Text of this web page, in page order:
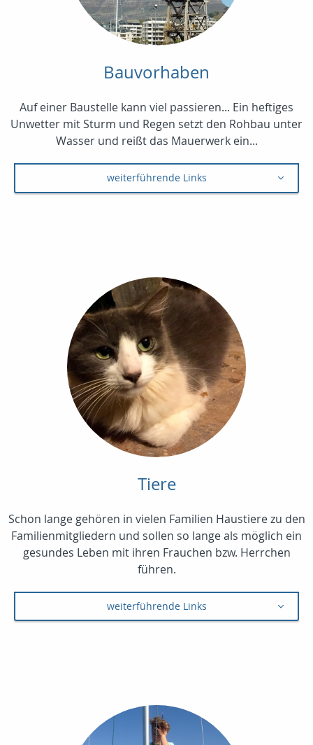
Bauvorhaben
Auf einer Baustelle kann viel passieren... Ein heftiges
Unwetter mit Sturm und Regen setzt den Rohbau unter
Wasser und reißt das Mauerwerk ein...
weiterführende Links
Tiere
Schon lange gehören in vielen Familien Haustiere zu den
Familienmitgliedern und sollen so lange als möglich ein
gesundes Leben mit ihren Frauchen bzw. Herrchen
führen.
weiterführende Links